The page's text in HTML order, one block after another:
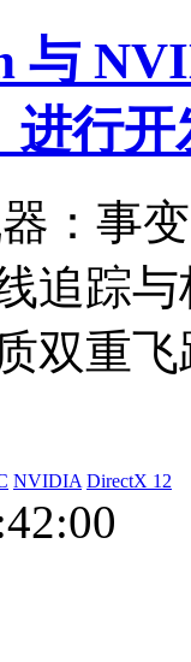
与
进行开
：事
追踪
双重
NVIDIA DirectX 12